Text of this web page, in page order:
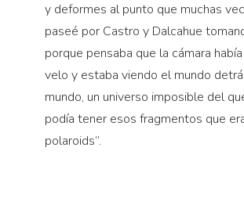
y deformes al punto que muchas
paseé por Castro y Dalcahue
porque pensaba que la cámara
velo y estaba viendo el mundo
mundo, un universo imposible del
podía tener esos fragmentos que
polaroids”.